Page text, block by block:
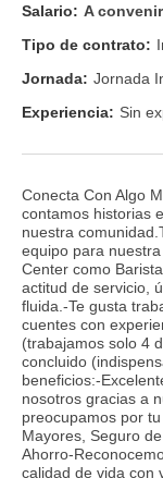
Salario: A convenir
Tipo de contrato:
Jornada: Jornada
Experiencia: Sin
Conecta Con Algo
contamos historias
nuestra
equipo para
Center como
actitud de servicio,
fluida.-Te gusta
cuentes con
(trabajamos solo 4
concluido
beneficios:-
nosotros gracias a
preocupamos por
Mayores, Seguro
Ahorro-
calidad de vida con